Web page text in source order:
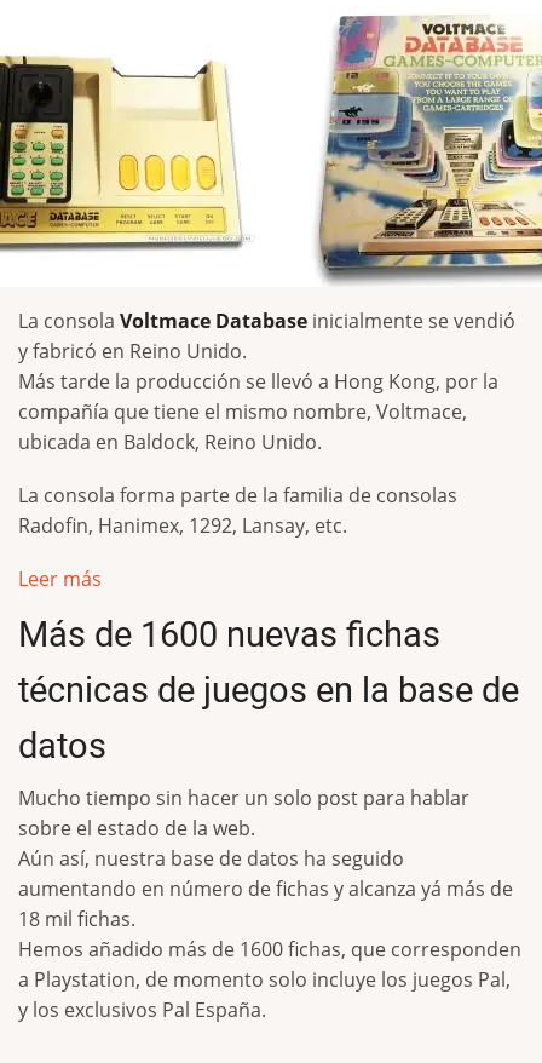
La consola Voltmace Database inicialmente se vendió
y fabricó en Reino Unido.
Más tarde la producción se llevó a Hong Kong, por la
compañía que tiene el mismo nombre, Voltmace,
ubicada en Baldock, Reino Unido.
La consola forma parte de la familia de consolas
Radofin, Hanimex, 1292, Lansay, etc.
Leer más
Más de 1600 nuevas fichas
técnicas de juegos en la base de
datos
Mucho tiempo sin hacer un solo post para hablar
sobre el estado de la web.
Aún así, nuestra base de datos ha seguido
aumentando en número de fichas y alcanza yá más de
18 mil fichas.
Hemos añadido más de 1600 fichas, que corresponden
a Playstation, de momento solo incluye los juegos Pal,
y los exclusivos Pal España.